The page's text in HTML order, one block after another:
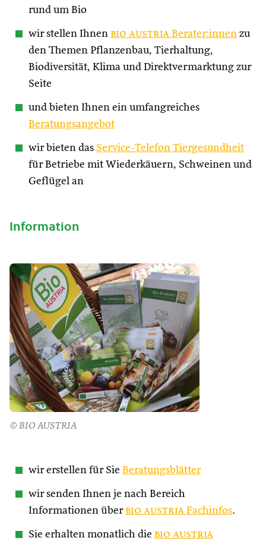
rund um Bio
wir stellen Ihnen bio austria Berater:innen zu
den Themen Pflanzenbau, Tierhaltung,
Biodiversität, Klima und Direktvermarktung zur
Seite
und bieten Ihnen ein umfangreiches
Beratungsangebot
wir bieten das Service-Telefon Tiergesundheit
für Betriebe mit Wiederkäuern, Schweinen und
Geflügel an
Information
© BIO AUSTRIA
wir erstellen für Sie Beratungsblätter
wir senden Ihnen je nach Bereich
Informationen über bio austria Fachinfos.
Sie erhalten monatlich die bio austria